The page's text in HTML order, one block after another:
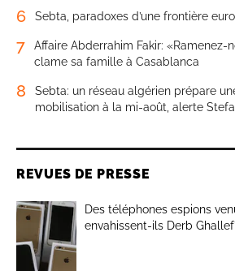
6 Sebta, paradoxes d’une frontière
7
Affaire Abderrahim Fakir: «Ramenez-
clame sa famille à Casablanca
8
Sebta: un réseau algérien prépare
mobilisation à la mi-août, alerte
REVUES DE PRESSE
Des téléphones espions
envahissent-ils Derb